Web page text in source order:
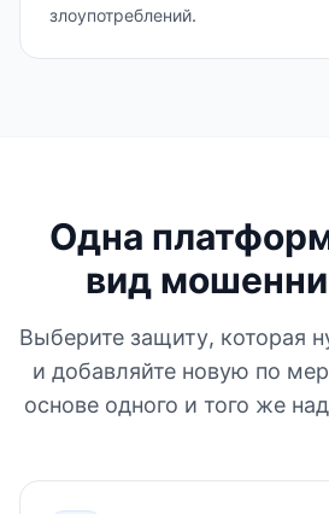
злоупотреблений.
Одна
вид
Выберите защиту, которая
и добавляйте новую по
основе одного и того же